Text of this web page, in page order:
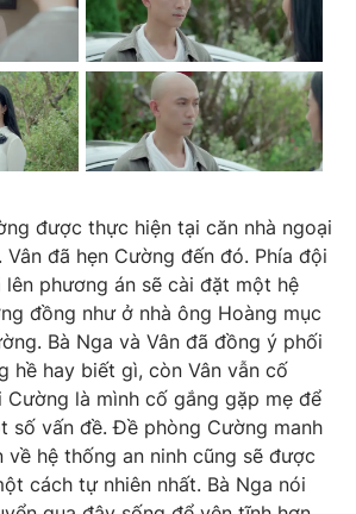
Truyền hình Việt Nam
báo VTV
báo in và báo điện tử số 483/GP-BTTTT
Thủy
Thị Mỹ Hạnh, Phạm Quốc Thắng,
355 931 - 024.38 355 932
024.66 897 897
được thực hiện tại căn nhà ngoại
đã hẹn Cường đến đó. Phía đội
lên phương án sẽ cài đặt một hệ
đồng như ở nhà ông Hoàng mục
Bà Nga và Vân đã đồng ý phối
hề hay biết gì, còn Vân vẫn cố
Cường là mình cố gắng gặp mẹ để
số vấn đề. Đề phòng Cường manh
hệ thống an ninh cũng sẽ được
cách tự nhiên nhất. Bà Nga nói